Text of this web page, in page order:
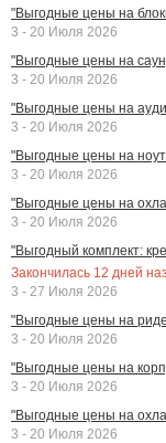
"Выгодные цены на
3 - 20 Июля 2026
"Выгодные цены на
3 - 20 Июля 2026
"Выгодные цены на
3 - 20 Июля 2026
"Выгодные цены на
3 - 20 Июля 2026
"Выгодные цены на
3 - 20 Июля 2026
"Выгодный комплект:
Закончилась 12 дней
3 - 27 Июля 2026
"Выгодные цены на
3 - 20 Июля 2026
"Выгодные цены на
3 - 20 Июля 2026
"Выгодные цены на
3 - 20 Июля 2026